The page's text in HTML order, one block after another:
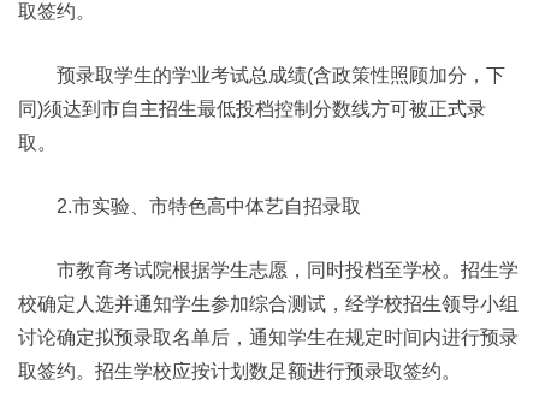
取签约。
预录取学生的学业考试总成绩(含政策性照顾加分，下
同)须达到市自主招生最低投档控制分数线方可被正式录
取。
2.市实验、市特色高中体艺自招录取
市教育考试院根据学生志愿，同时投档至学校。招生学
校确定人选并通知学生参加综合测试，经学校招生领导小组
讨论确定拟预录取名单后，通知学生在规定时间内进行预录
取签约。招生学校应按计划数足额进行预录取签约。